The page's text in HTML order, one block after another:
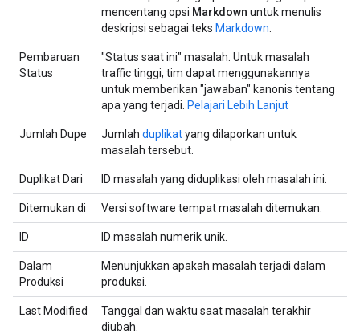
mencentang opsi Markdown untuk menulis
deskripsi sebagai teks Markdown
Pembaruan
Status
"Status saat ini" masalah. Untuk masalah
traffic tinggi, tim dapat menggunakannya
untuk memberikan "jawaban" kanonis tentang
apa yang terjadi. Pelajari Lebih Lanjut
Jumlah Dupe Jumlah duplikatyang dilaporkan untuk
masalah tersebut.
Duplikat Dari ID masalah yang diduplikasi oleh masalah ini.
Ditemukan di Versi software tempat masalah ditemukan.
ID ID masalah numerik unik.
Dalam
Produksi
Menunjukkan apakah masalah terjadi dalam
produksi.
Last Modified
Tanggal dan waktu saat masalah terakhir
diubah.